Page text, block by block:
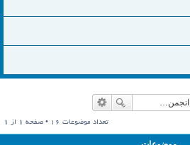
تعداد موضوعات 16 • صفحه 1 از 1